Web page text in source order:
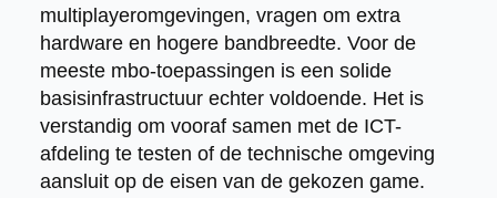
multiplayeromgevingen, vragen om extra
hardware en hogere bandbreedte. Voor de
meeste mbo-toepassingen is een solide
basisinfrastructuur echter voldoende. Het is
verstandig om vooraf samen met de ICT-
afdeling te testen of de technische omgeving
aansluit op de eisen van de gekozen game.